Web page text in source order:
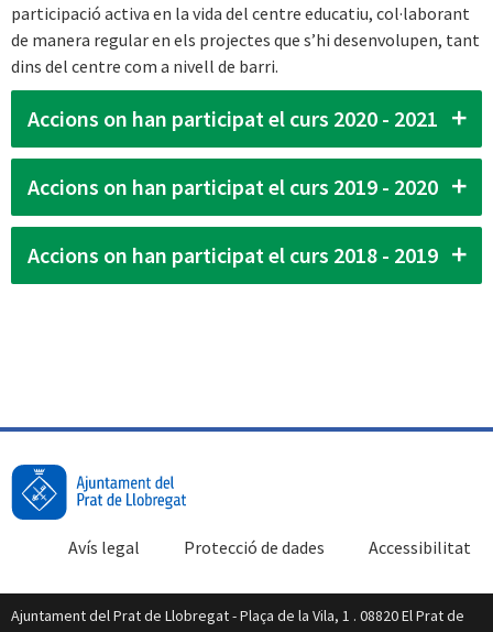
participació activa en la vida del centre educatiu, col·laborant
de manera regular en els projectes que s’hi desenvolupen, tant
dins del centre com a nivell de barri.
Accions on han participat el curs 2020 - 2021
Accions on han participat el curs 2019 - 2020
Accions on han participat el curs 2018 - 2019
Accessibilitat
Protecció de dades
Avís legal
Ajuntament del Prat de Llobregat - Plaça de la Vila, 1 . 08820 El Prat de